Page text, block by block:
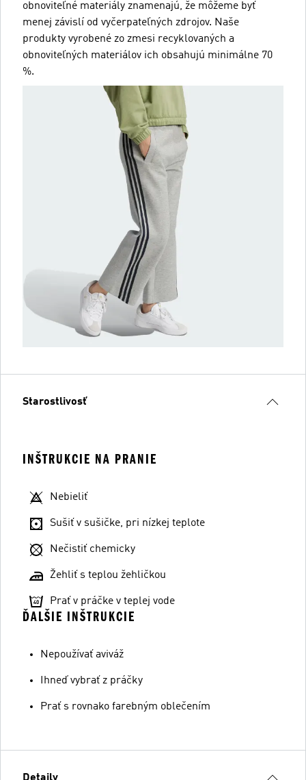
obnoviteľné materiály znamenajú, že môžeme byť
menej závislí od vyčerpateľných zdrojov. Naše
produkty vyrobené zo zmesi recyklovaných a
obnoviteľných materiálov ich obsahujú minimálne 70
%.
Starostlivosť
INŠTRUKCIE NA PRANIE
Nebieliť
Sušiť v sušičke, pri nízkej teplote
Nečistiť chemicky
Žehliť s teplou žehličkou
Prať v práčke v teplej vode
ĎALŠIE INŠTRUKCIE
Nepoužívať aviváž
Ihneď vybrať z práčky
Prať s rovnako farebným oblečením